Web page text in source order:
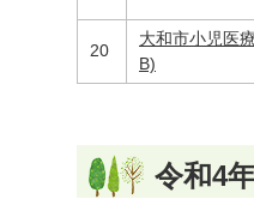
20
大和市小児医
B)
令和4